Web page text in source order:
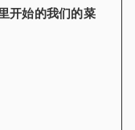
开始的我们的菜